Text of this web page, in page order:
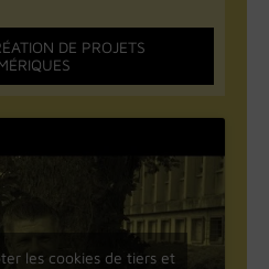
DE PROJETS
les cookies de tiers et